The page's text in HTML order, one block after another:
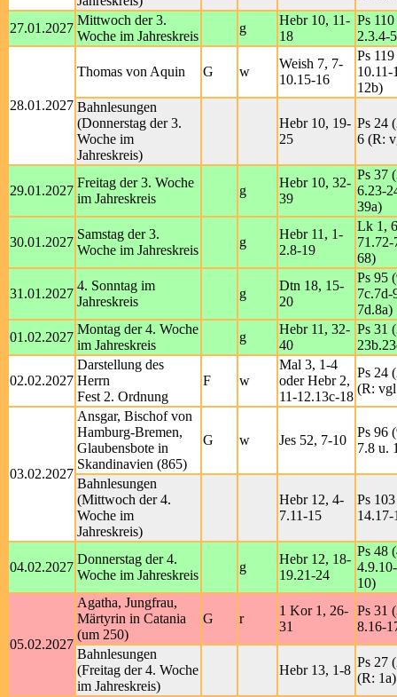
27.01.2027
Mittwoch der 3.
Woche im Jahreskreis
g
Hebr 10, 11-
18
Ps
2.3.4-
28.01.2027
Thomas von Aquin G w
Weish 7, 7-
10.15-16
Ps
10.11-
12b)
Bahnlesungen
(Donnerstag der 3.
Woche im
Jahreskreis)
Hebr 10, 19-
25
Ps 24
6 (R:
29.01.2027
Freitag der 3. Woche
im Jahreskreis
g
Hebr 10, 32-
39
Ps 37
6.23-
39a)
30.01.2027
Samstag der 3.
Woche im Jahreskreis
g
Hebr 11, 1-
2.8-19
Lk 1,
68)
31.01.2027
4. Sonntag im
Jahreskreis
g
Dtn 18, 15-
20
Ps 95
7c.7d-
7d.8a)
01.02.2027
Montag der 4. Woche
im Jahreskreis
g
Hebr 11, 32-
40
Ps 31
02.02.2027
Darstellung des
Herrn
Fest 2. Ordnung
F w
Mal 3, 1-4
oder Hebr 2,
11-12.13c-18
Ps 24
(R:
03.02.2027
Ansgar, Bischof von
Hamburg-Bremen,
Glaubensbote in
Skandinavien (865)
G w Jes 52, 7-10
Ps 96
7.8 u.
Bahnlesungen
(Mittwoch der 4.
Woche im
Jahreskreis)
Hebr 12, 4-
7.11-15
Ps
14.17-
04.02.2027
Donnerstag der 4.
Woche im Jahreskreis
g
Hebr 12, 18-
19.21-24
Ps 48
10)
05.02.2027
Agatha, Jungfrau,
Märtyrin in Catania
(um 250)
G r
1 Kor 1, 26-
31
Ps 31
8.16-
Bahnlesungen
(Freitag der 4. Woche
im Jahreskreis)
Hebr 13, 1-8
Ps 27
(R: 1a)